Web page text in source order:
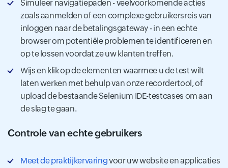
Simuleer navigatiepaden - veelvoorkomende acties
zoals aanmelden of een complexe gebruikersreis van
inloggen naar de betalingsgateway - in een echte
browser om potentiële problemen te identificeren en
op te lossen voordat ze uw klanten treffen.
Wijs en klik op de elementen waarmee u de test wilt
laten werken met behulp van onze recordertool, of
upload de bestaande Selenium IDE-testcases om aan
de slag te gaan.
Controle van echte gebruikers
Meet de praktijkervaringvoor uw website en applicaties